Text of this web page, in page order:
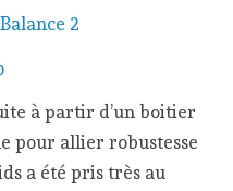
Balance 2
à partir d’un boitier
pour allier robustesse
a été pris très au